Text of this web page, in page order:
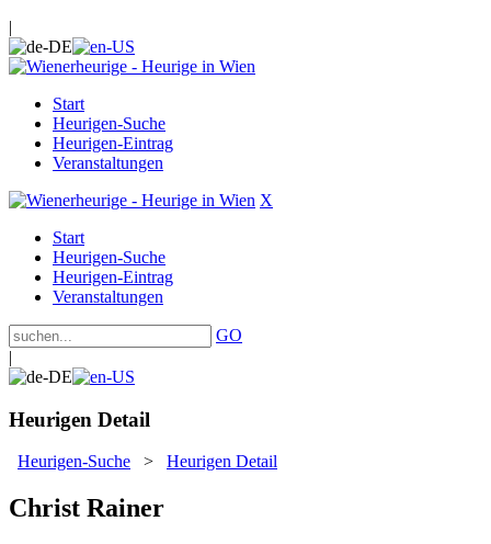
|
Start
Heurigen-Suche
Heurigen-Eintrag
Veranstaltungen
X
Start
Heurigen-Suche
Heurigen-Eintrag
Veranstaltungen
GO
|
Heurigen Detail
Heurigen-Suche > Heurigen Detail
Christ Rainer